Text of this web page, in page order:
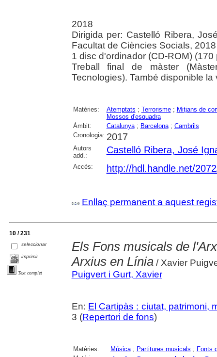
2018
Dirigida per: Castelló Ribera,
Facultat de Ciències Socials, 2018
1 disc d'ordinador (CD-ROM) (170
Treball final de màster
Tecnologies). També disponible la
Matèries: Atemptats ; Terrorisme; Mitjans de
Mossos d'esquadra
Àmbit:
Catalunya; Barcelona; Cambrils
Cronologia: 2017
Autors
add.:
Castelló Ribera, José
Accés: http://hdl.handle.net/
Enllaç permanent a aquest
10 / 231
seleccionar
imprimir
Text complet
Els Fons musicals de
Arxius en Línia/ Xavier
Puigvert i Gurt, Xavier
En: El Cartipàs : ciutat, patrimoni,
3 (Repertori de fons)
Matèries: Música; Partitures musicals ; Fonts